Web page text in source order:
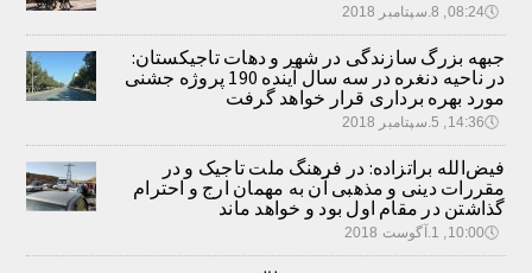
🕔08:24, 8.سپتامبر 2018
جبهه بزرگ سازندگی در شهر و دهات تاجیکستان:
در ناحیه دنغره در سه سال آینده 190 پروژه جشنی
مورد بهره برداری قرار خواهد گرفت
🕔14:36, 5.سپتامبر 2018
فیض‌الله براتزاده: در فرهنگ ملت تاجیک و در
مقررات دینی و مذهبی آن به مهمان ارج و احترام
گذاشتن در مقام اول بود و خواهد ماند
🕔10:00, 1.آگوست 2018